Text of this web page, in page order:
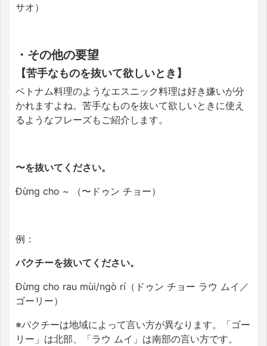
サオ）
・その他の要望
【苦手なものを抜いて欲しいとき】
ベトナム料理のようなエスニック料理は好き嫌いが分
かれますよね。苦手なものを抜いて欲しいときに使え
るようなフレーズもご紹介します。
〜を抜いてください。
Đừng cho ~ （〜ドゥン チョー）
例：
パクチーを抜いてください。
Đừng cho rau mùi/ngò rí（ドゥン チョー ラウ ムイ／
ゴーリー）
※パクチーは地域によって言い方が異なります。「ゴー
リー」は北部、「ラウ ムイ」は南部の言い方です。